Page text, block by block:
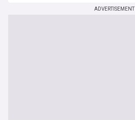
ADVERTISEMENT